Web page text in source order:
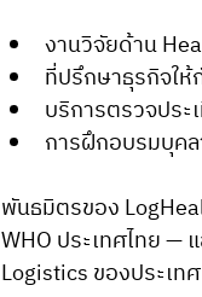
งานวิจัยด้าน
ที่ปรึกษาธุรกิจใ
บริการตรวจปร
การฝึกอบรมบุคล
พันธมิตรของ
WHO ประเทศไทย —
Logistics ของประเทศ